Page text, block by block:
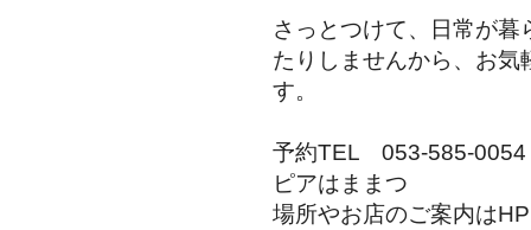
さっとつけて、日常が
たりしませんから、お
す。
予約TEL 053-585-0054
ピアはままつ
場所やお店のご案内は